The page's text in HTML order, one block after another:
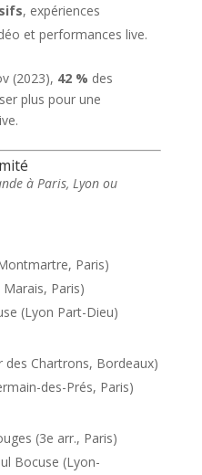
, expériences
et performances live.
(2023), 42 % des
plus pour une
à Paris, Lyon ou
Paris)
Marais, Paris)
(Lyon Part-Dieu)
des Chartrons, Bordeaux)
des-Prés, Paris)
(3e arr., Paris)
Bocuse (Lyon-